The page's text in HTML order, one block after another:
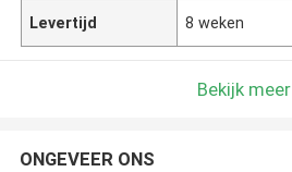
Levertijd 8 weken
Bekijk meer
ONGEVEER ONS